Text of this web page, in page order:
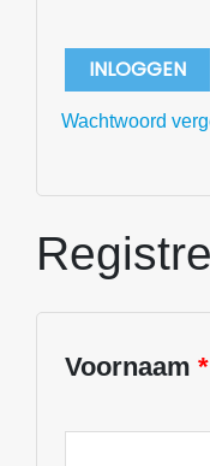
INLOGGEN
Wachtwoord
Voornaam *